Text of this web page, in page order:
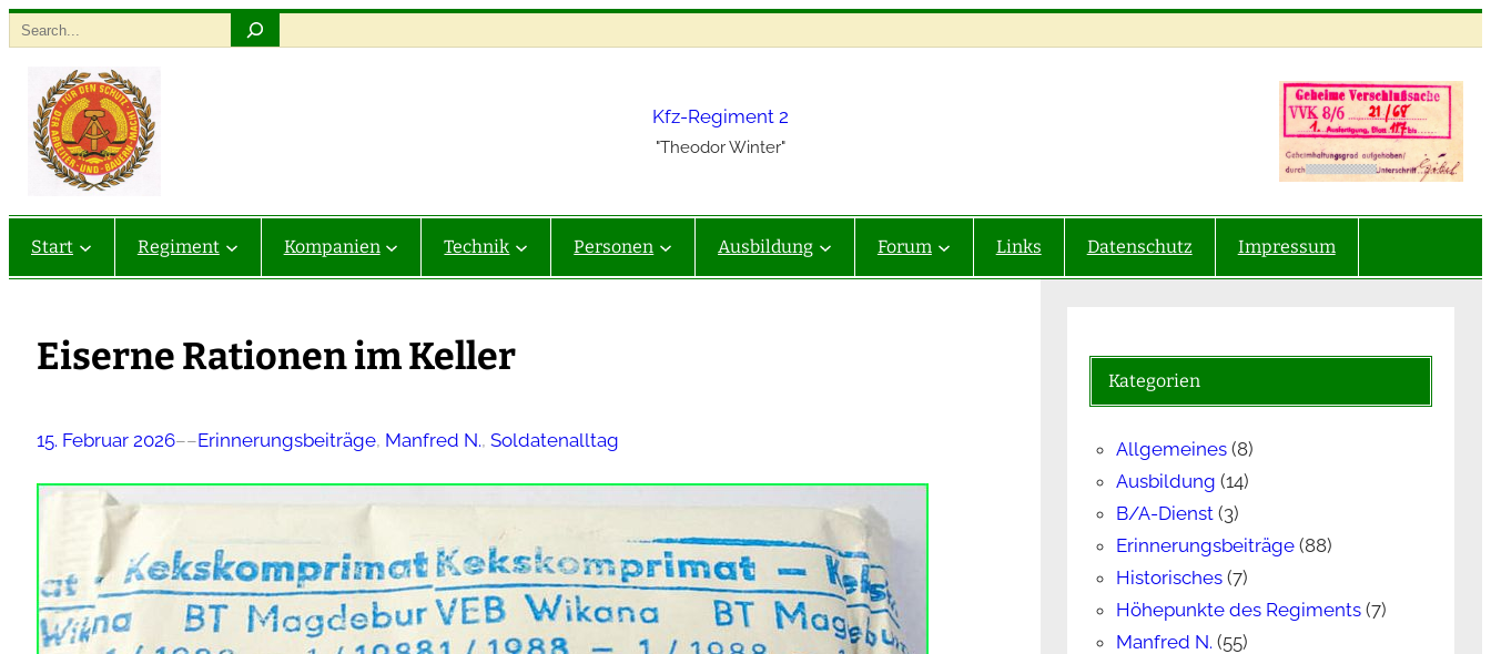
Zum
springen
Search
Kfz-Regiment 2
"Theodor Winter"
Start Regiment Kompanien Technik Personen Ausbildung Forum Links Datenschutz Impressum
Eiserne Rationen im Keller
15. Februar 2026––Erinnerungsbeiträge, Manfred N., Soldatenalltag
Kategorien
Allgemeines (8)
Ausbildung (14)
B/A-Dienst (3)
Erinnerungsbeiträge (88)
Historisches (7)
Höhepunkte des Regiments (7)
Manfred N. (55)